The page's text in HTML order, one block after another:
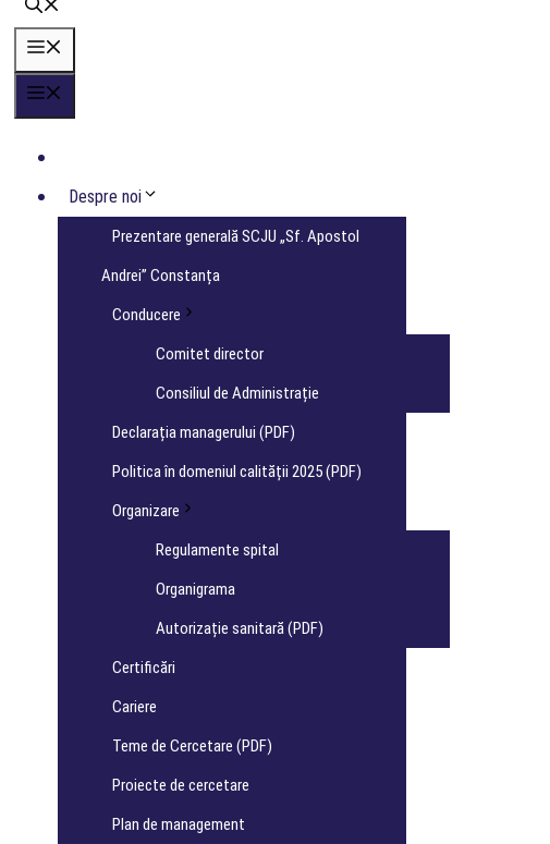
Despre noi
Prezentare generală SCJU „Sf. Apostol
Andrei” Constanța
Conducere
Comitet director
Consiliul de Administrație
Declarația managerului (PDF)
Politica în domeniul calității 2025 (PDF)
Organizare
Regulamente spital
Organigrama
Autorizație sanitară (PDF)
Certificări
Cariere
Teme de Cercetare (PDF)
Proiecte de cercetare
Plan de management